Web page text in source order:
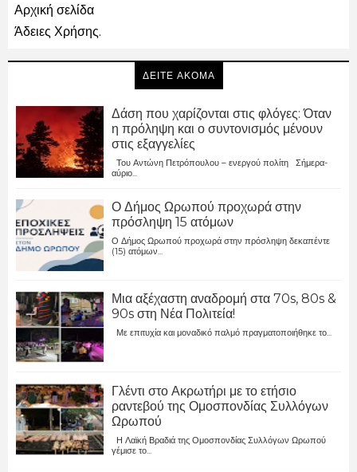
Αρχική σελίδα
Άδειες Χρήσης.
ΔΕΙΤΕ ΑΚΟΜΑ
Δάση που χαρίζονται στις φλόγες: Όταν
η πρόληψη και ο συντονισμός μένουν
στις εξαγγελίες
Του Αντώνη Πετρόπουλου – ενεργού πολίτη Σήμερα-
αύριο...
Ο Δήμος Ωρωπού προχωρά στην
πρόσληψη 15 ατόμων
Ο Δήμος Ωρωπού προχωρά στην πρόσληψη δεκαπέντε
(15) ατόμων...
Μια αξέχαστη αναδρομή στα 70s, 80s &
90s στη Νέα Πολιτεία!
Με επιτυχία και μοναδικό παλμό πραγματοποιήθηκε το...
Γλέντι στο Ακρωτήρι με το ετήσιο
ραντεβού της Ομοσπονδίας Συλλόγων
Ωρωπού
Η Λαϊκή Βραδιά της Ομοσπονδίας Συλλόγων Ωρωπού
γέμισε το...